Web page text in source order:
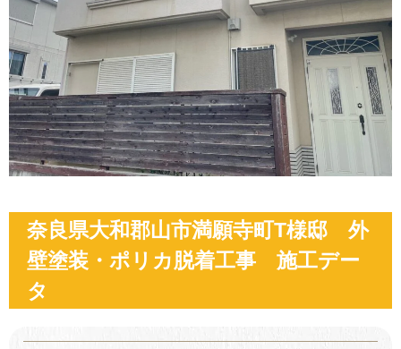
奈良県大和郡山市満願寺町T様邸 外
壁塗装・ポリカ脱着工事 施工デー
タ